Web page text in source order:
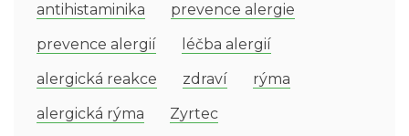
antihistaminika
prevence alergie
prevence alergií
léčba alergií
alergická reakce
zdraví
rýma
alergická rýma
Zyrtec